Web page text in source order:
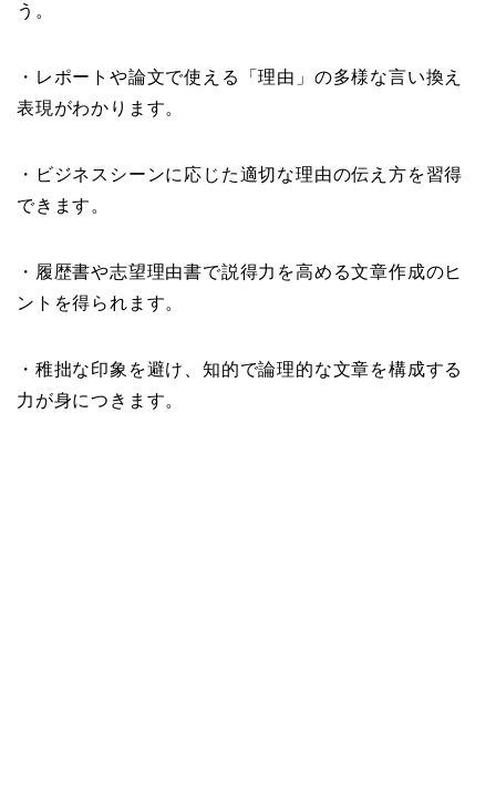
う。
・レポートや論文で使える「理由」の多様な言い換え
表現がわかります。
・ビジネスシーンに応じた適切な理由の伝え方を習得
できます。
・履歴書や志望理由書で説得力を高める文章作成のヒ
ントを得られます。
・稚拙な印象を避け、知的で論理的な文章を構成する
力が身につきます。